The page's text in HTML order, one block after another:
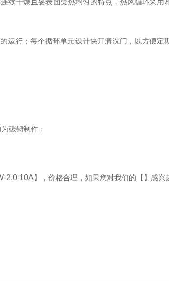
续干燥且要表面受热均匀的特点，热风循环采用
运行；每个循环单元设计快开清洗门，以方便定
碳钢制作；
2.0-10A】 ，价格合理，如果您对我们的 【 】 感兴